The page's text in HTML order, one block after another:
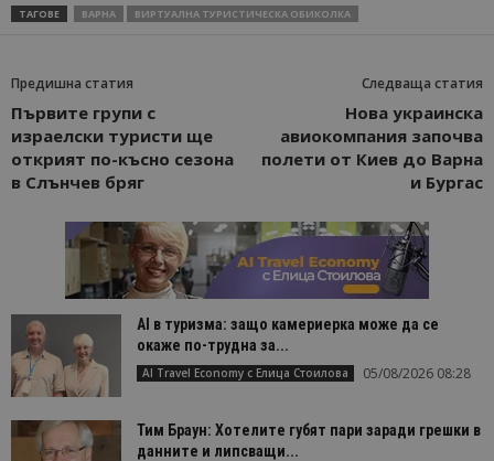
ТАГОВЕ ВАРНА ВИРТУАЛНА ТУРИСТИЧЕСКА ОБИКОЛКА
Предишна статия
Първите групи с
израелски туристи ще
открият по-късно сезона
в Слънчев бряг
Следваща статия
Нова украинска
авиокомпания започва
полети от Киев до Варна
и Бургас
AI в туризма: защо камериерка може да се
окаже по-трудна за...
AI Travel Economy с Елица Стоилова 05/08/2026 08:28
Тим Браун: Хотелите губят пари заради грешки в
данните и липсващи...